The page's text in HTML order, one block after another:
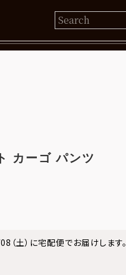
カーゴ パンツ
（土） に宅配便でお届けします。